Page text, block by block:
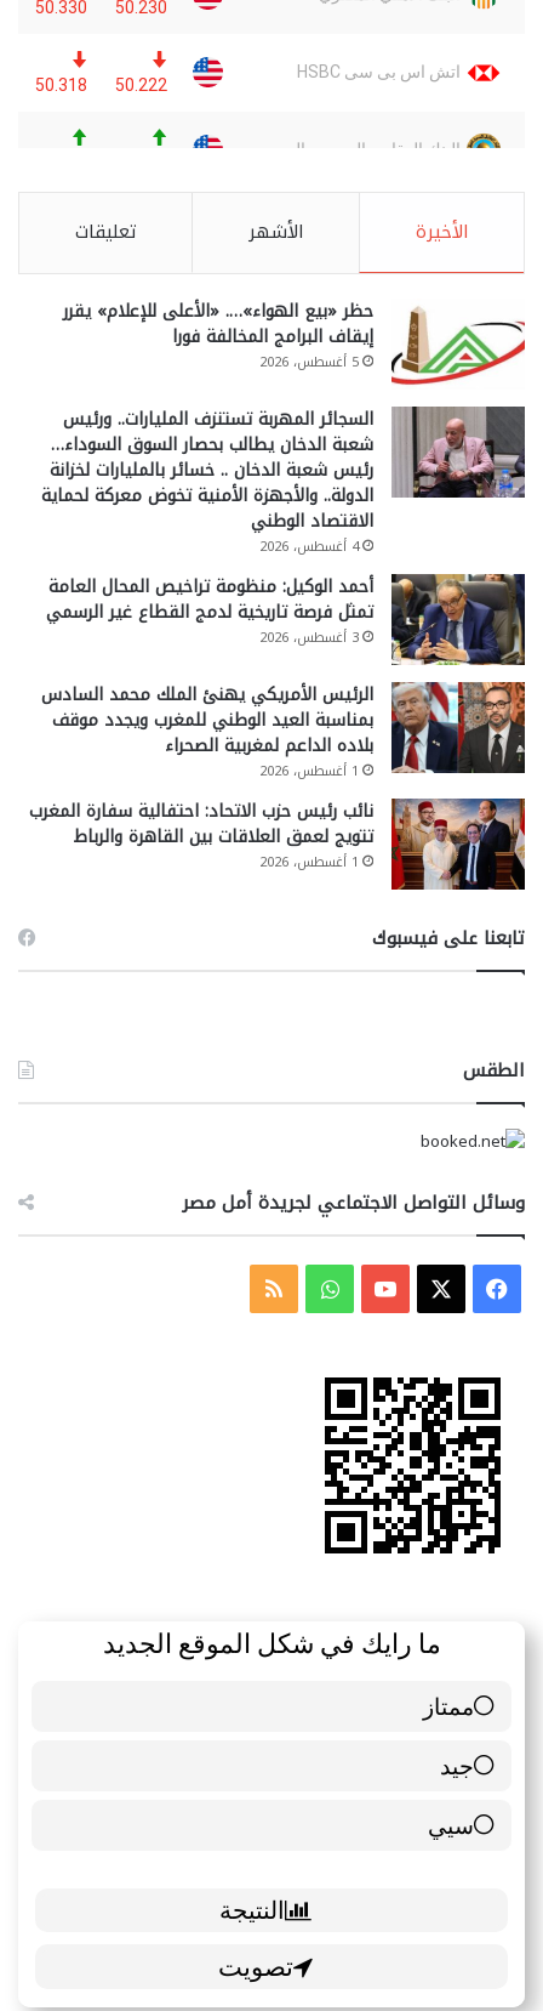
الأخيرة الأشهر تعليقات
حظر «بيع الهواء»…. «الأعلى للإعلام» يقرر
إيقاف البرامج المخالفة فورا
5 أغسطس، 2026
السجائر المهربة تستنزف المليارات.. ورئيس
شعبة الدخان يطالب بحصار السوق السوداء…
رئيس شعبة الدخان .. خسائر بالمليارات لخزانة
الدولة.. والأجهزة الأمنية تخوض معركة لحماية
الاقتصاد الوطني
4 أغسطس، 2026
أحمد الوكيل: منظومة تراخيص المحال العامة
تمثل فرصة تاريخية لدمج القطاع غير الرسمي
3 أغسطس، 2026
الرئيس الأمريكي يهنئ الملك محمد السادس
بمناسبة العيد الوطني للمغرب ويجدد موقف
بلاده الداعم لمغربية الصحراء
1 أغسطس، 2026
نائب رئيس حزب الاتحاد: احتفالية سفارة المغرب
تتويج لعمق العلاقات بين القاهرة والرباط
1 أغسطس، 2026
تابعنا على فيسبوك
الطقس
وسائل التواصل الاجتماعي لجريدة أمل مصر
فيسبوك ‫YouTubeواتسابملخص
ما رايك في شكل الموقع الجديد
ممتاز
6 ( 85.71 % )
جيد
0 ( 0 % )
سيي
1 ( 14.29 % )